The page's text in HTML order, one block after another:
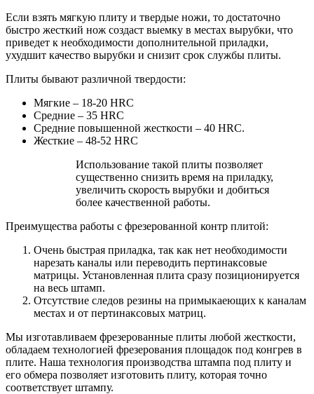
Если взять мягкую плиту и твердые ножи, то достаточно
быстро жесткий нож создаст выемку в местах вырубки, что
приведет к необходимости дополнительной приладки,
ухудшит качество вырубки и снизит срок службы плиты.
Плиты бывают различной твердости:
Мягкие – 18-20 HRC
Средние – 35 HRC
Средние повышенной жесткости – 40 HRC.
Жесткие – 48-52 HRC
Использование такой плиты позволяет
существенно снизить время на приладку,
увеличить скорость вырубки и добиться
более качественной работы.
Преимущества работы с фрезерованной контр плитой:
Очень быстрая приладка, так как нет необходимости
нарезать каналы или переводить пертинаксовые
матрицы. Установленная плита сразу позиционируется
на весь штамп.
Отсутствие следов резины на примыкаеющих к каналам
местах и от пертинаксовых матриц.
Мы изготавливаем фрезерованные плиты любой жесткости,
обладаем технологией фрезерования площадок под конгрев в
плите. Наша технология производства штампа под плиту и
его обмера позволяет изготовить плиту, которая точно
соответствует штампу.